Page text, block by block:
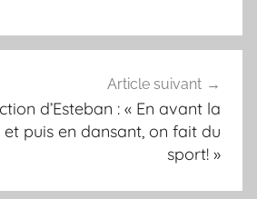
Article suivant
d’Esteban : « En avant la
et puis en dansant, on fait du
sport! »